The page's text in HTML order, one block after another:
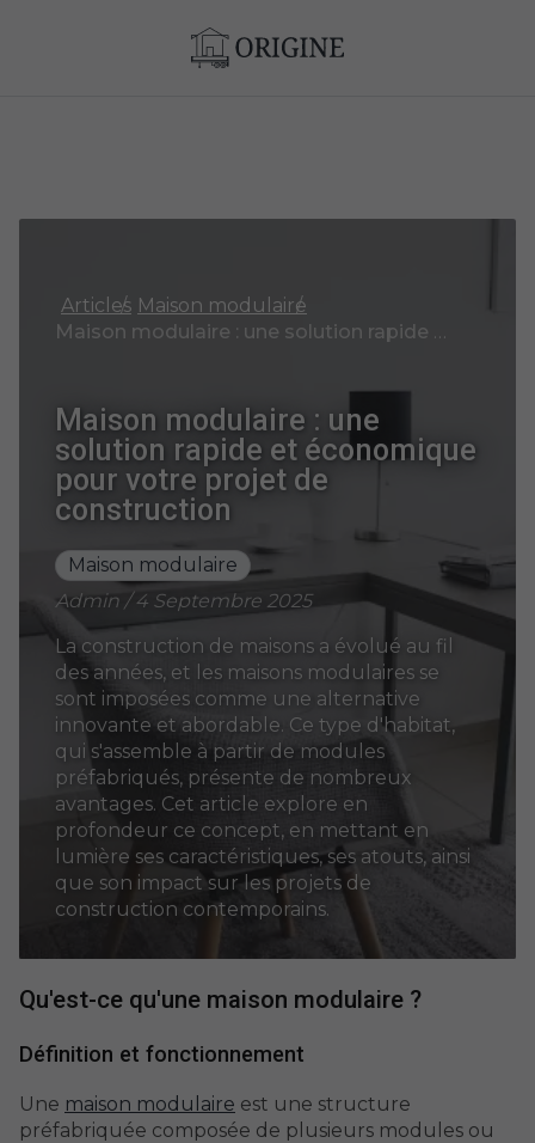
Articles Maison modulaire
Maison modulaire : une solution rapide et économique pour votre projet de construction
Maison modulaire : une
solution rapide et économique
pour votre projet de
construction
Maison modulaire
Admin / 4 Septembre 2025
La construction de maisons a évolué au fil
des années, et les maisons modulaires se
sont imposées comme une alternative
innovante et abordable. Ce type d'habitat,
qui s'assemble à partir de modules
préfabriqués, présente de nombreux
avantages. Cet article explore en
profondeur ce concept, en mettant en
lumière ses caractéristiques, ses atouts, ainsi
que son impact sur les projets de
construction contemporains.
Qu'est-ce qu'une maison modulaire ?
Définition et fonctionnement
Une maison modulaire est une structure
préfabriquée composée de plusieurs modules ou